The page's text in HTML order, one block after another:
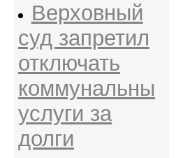
Верховный
суд запретил
отключать
коммунальны
услуги за
долги